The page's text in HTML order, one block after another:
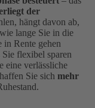
der
hängt davon ab,
lange Sie in die
in Rente gehen
Sie flexibel sparen
eine verlässliche
Sie sich mehr